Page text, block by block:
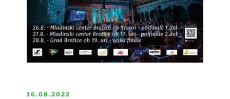
POSTED
16.08.2022